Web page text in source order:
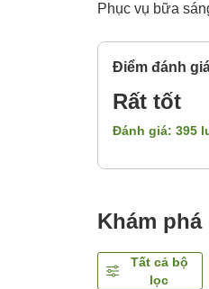
Phục vụ bữa
Điểm đánh
Rất tốt
Đánh giá: 395
Khám
Tất cả bộ
lọc